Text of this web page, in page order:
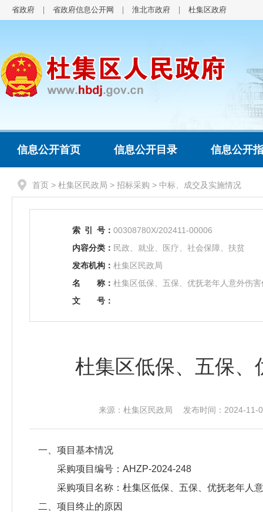
省政府 省政府信息公开网 淮北市政府 杜集区政府
信息公开首页 信息公开目录 信息公开
首页 > 杜集区民政局 > 招标采购 > 中标、成交及实施情况
索 引 号： 00308780X/202411-00006
内容分类： 民政、就业、医疗、社会保障、扶贫
发布机构： 杜集区民政局
名
称： 杜集区低保、五保、优抚老年人意外伤
文
号：
杜集区低保、五保
来源：杜集区民政局 发布时间：2024-
一、项目基本情况
采购项目编号：AHZP-2024-248
采购项目名称：杜集区低保、五保、优抚老年人
二、项目终止的原因